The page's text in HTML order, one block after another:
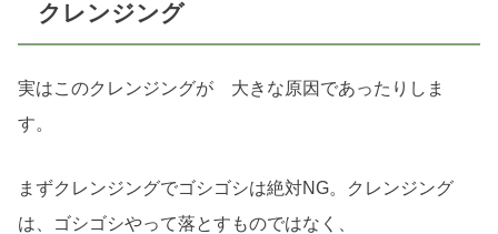
クレンジング
実はこのクレンジングが 大きな原因であったりしま
す。
まずクレンジングでゴシゴシは絶対NG。クレンジング
は、ゴシゴシやって落とすものではなく、